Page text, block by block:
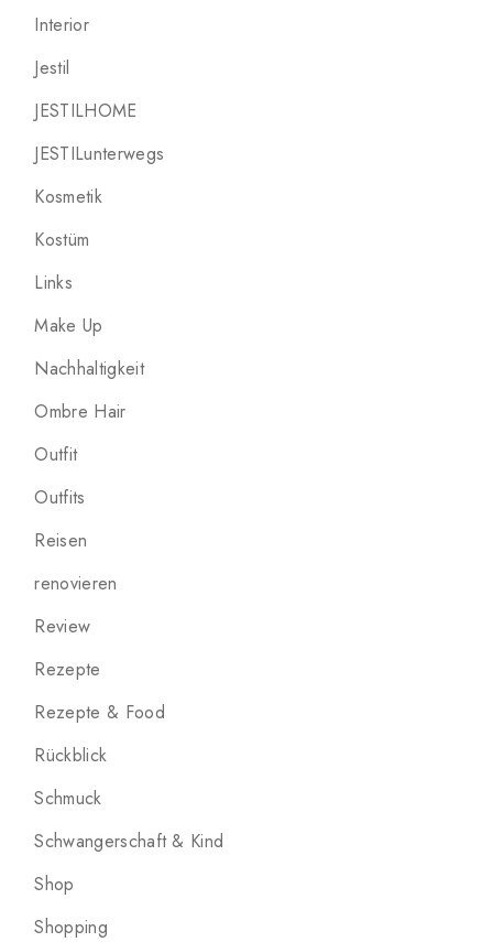
Interior
Jestil
JESTILHOME
JESTILunterwegs
Kosmetik
Kostüm
Links
Make Up
Nachhaltigkeit
Ombre Hair
Outfit
Outfits
Reisen
renovieren
Review
Rezepte
Rezepte & Food
Rückblick
Schmuck
Schwangerschaft & Kind
Shop
Shopping